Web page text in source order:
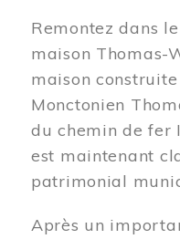
Remontez dans
maison Thomas-
maison
Monctonien
du chemin de fer
est maintenant
patrimonial
Après un